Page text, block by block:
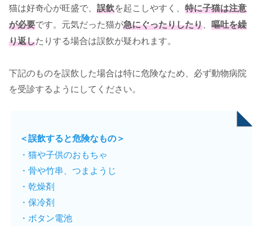
猫は好奇心が旺盛で、 誤飲を起こしやすく、 特に子猫は注意
が必要です。元気だった猫が急にぐったりしたり
嘔吐を繰
り返したりする場合は誤飲が疑われます。
下記のものを誤飲した場合は特に危険なため、必ず動物病院
を受診するようにしてください。
＜誤飲すると危険なもの＞
・猫や子供のおもちゃ
・骨や竹串、つまようじ
・乾燥剤
・保冷剤
・ボタン電池